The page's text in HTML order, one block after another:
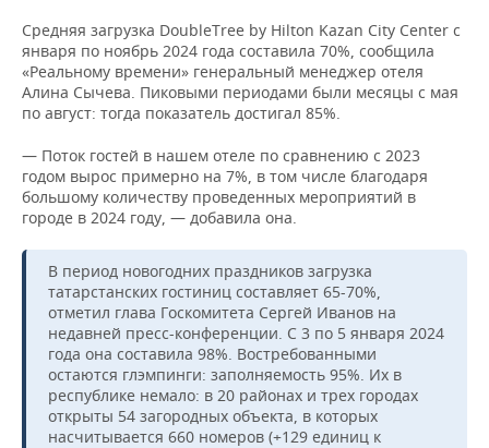
Средняя загрузка DoubleTree by Hilton Kazan City Center с
января по ноябрь 2024 года составила 70%, сообщила
«Реальному времени» генеральный менеджер отеля
Алина Сычева. Пиковыми периодами были месяцы с мая
по август: тогда показатель достигал 85%.
— Поток гостей в нашем отеле по сравнению с 2023
годом вырос примерно на 7%, в том числе благодаря
большому количеству проведенных мероприятий в
городе в 2024 году, — добавила она.
В период новогодних праздников загрузка
татарстанских гостиниц составляет 65-70%,
отметил глава Госкомитета Сергей Иванов на
недавней пресс-конференции. С 3 по 5 января 2024
года она составила 98%. Востребованными
остаются глэмпинги: заполняемость 95%. Их в
республике немало: в 20 районах и трех городах
открыты 54 загородных объекта, в которых
насчитывается 660 номеров (+129 единиц к